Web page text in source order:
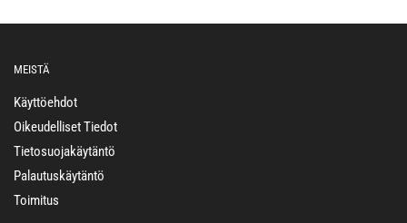
MEISTÄ
Käyttöehdot
Oikeudelliset Tiedot
Tietosuojakäytäntö
Palautuskäytäntö
Toimitus